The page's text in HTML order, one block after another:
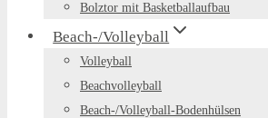
Bolztor mit Basketballaufbau
Beach-/Volleyball
Volleyball
Beachvolleyball
Beach-/Volleyball-Bodenhülsen